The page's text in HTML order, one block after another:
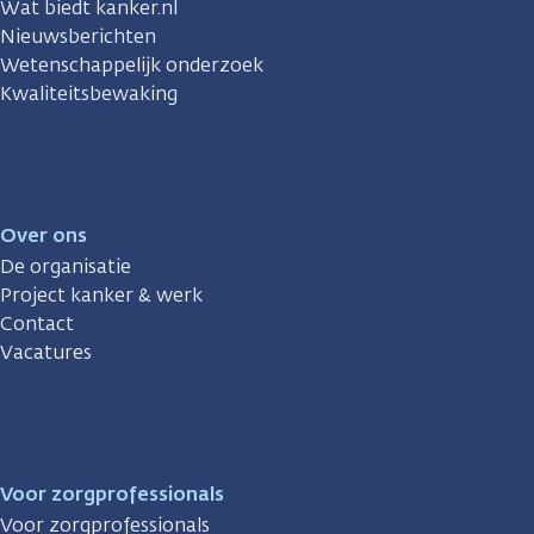
Wat biedt kanker.nl
Nieuwsberichten
Wetenschappelijk onderzoek
Kwaliteitsbewaking
Over ons
De organisatie
Project kanker & werk
Contact
Vacatures
Voor zorgprofessionals
Voor zorgprofessionals